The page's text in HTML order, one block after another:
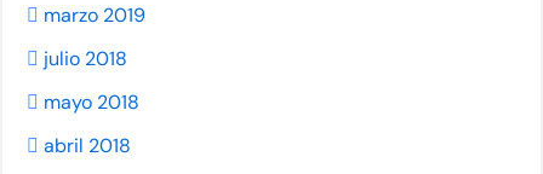
marzo 2019
julio 2018
mayo 2018
abril 2018